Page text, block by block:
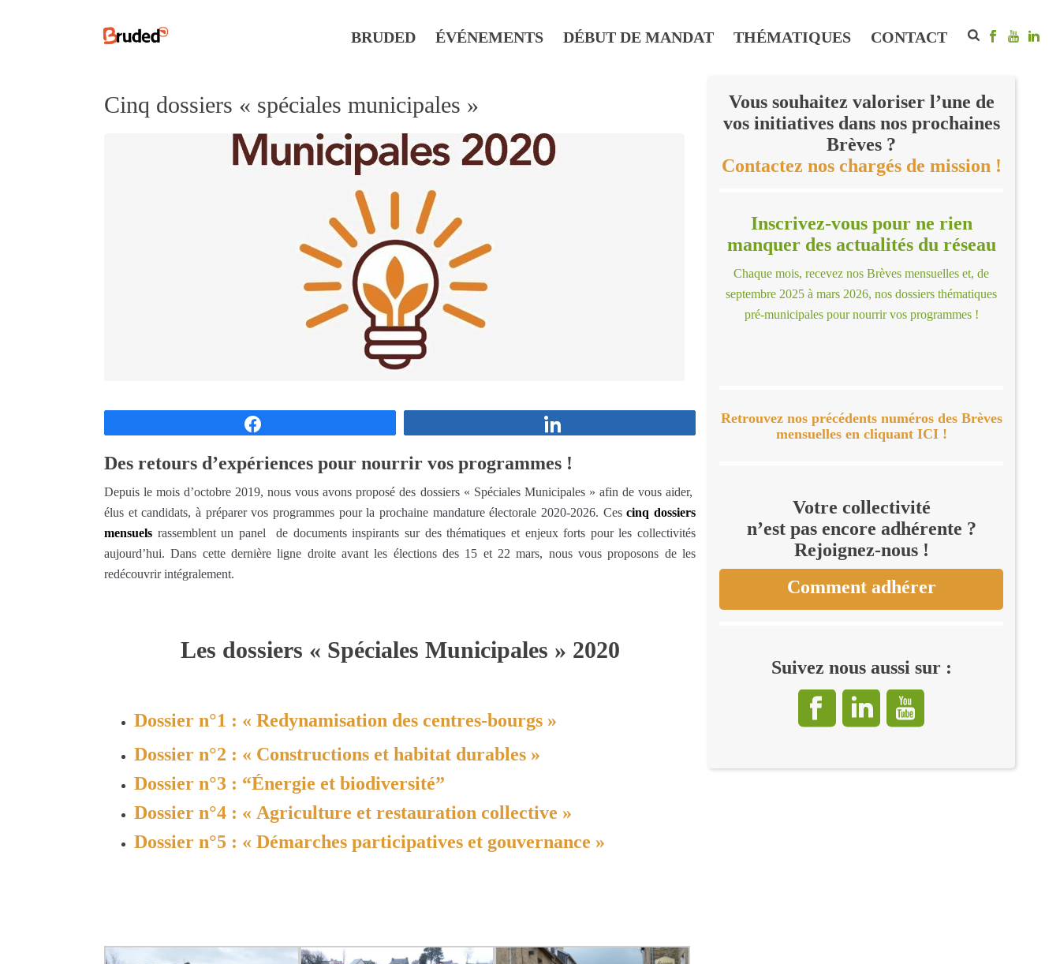
BRUDED ÉVÉNEMENTS DÉBUT DE MANDAT THÉMATIQUES CONTACT
Cinq dossiers « spéciales municipales »
Des retours d’expériences pour nourrir vos programmes !
Depuis le mois d’octobre 2019, nous vous avons proposé des dossiers « Spéciales Municipales » afin de vous aider,
élus et candidats, à préparer vos programmes pour la prochaine mandature électorale 2020-2026. Cescinq dossiers
mensuels rassemblent un panel de documents inspirants sur des thématiques et enjeux forts pour les collectivités
aujourd’hui. Dans cette dernière ligne droite avant les élections des 15 et 22 mars, nous vous proposons de les
redécouvrir intégralement.
Les dossiers « Spéciales Municipales » 2020
Dossier n°1 : « Redynamisation des centres-bourgs »
Dossier n°2 : « Constructions et habitat durables »
Dossier n°3 : “Énergie et biodiversité”
Dossier n°4 : « Agriculture et restauration collective »
Dossier n°5 : « Démarches participatives et gouvernance »
Vous souhaitez valoriser l’une de
vos initiatives dans nos prochaines
Brèves ?
Contactez nos chargés de mission !
Inscrivez-vous pour ne rien
manquer des actualités du réseau
Chaque mois, recevez nos Brèves mensuelles et, de
septembre 2025 à mars 2026, nos dossiers thématiques
pré-municipales pour nourrir vos programmes !
Retrouvez nos précédents numéros des Brèves
mensuelles en cliquant ICI !
Votre collectivité
n’est pas encore adhérente ?
Rejoignez-nous !
Comment adhérer
Suivez nous aussi sur :